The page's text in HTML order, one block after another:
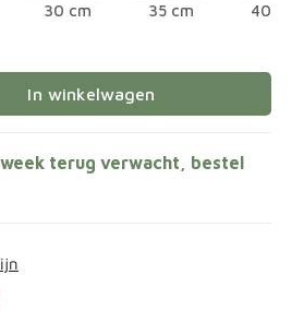
30 cm 35 cm 40 cm
In winkelwagen
terug verwacht, bestel